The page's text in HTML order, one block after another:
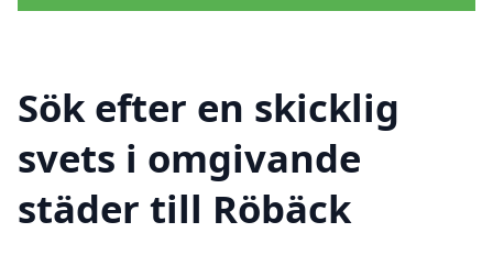
Sök efter en skicklig
svets i omgivande
städer till Röbäck